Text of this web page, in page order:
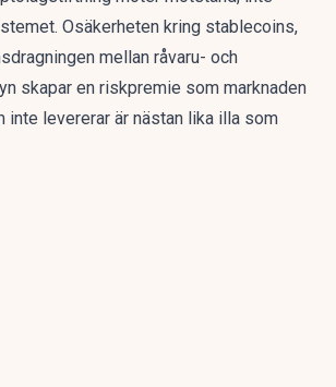
Osäkerheten kring stablecoins,
mellan råvaru- och
skapar en riskpremie som marknaden
inte levererar är nästan lika illa som